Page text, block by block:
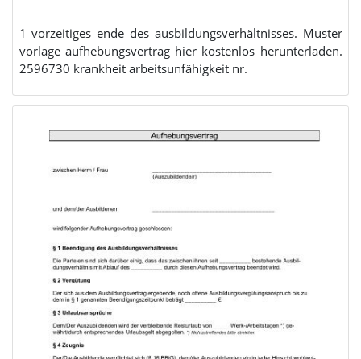
1 vorzeitiges ende des ausbildungsverhältnisses. Muster
vorlage aufhebungsvertrag hier kostenlos herunterladen.
2596730 krankheit arbeitsunfähigkeit nr.